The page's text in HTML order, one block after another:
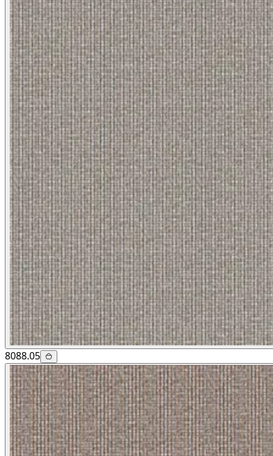
8088.05